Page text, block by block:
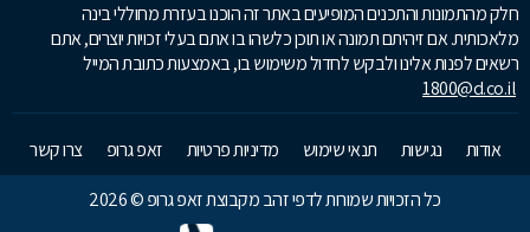
חלק מהתמונות והתכנים המופיעים באתר זה הוכנו בעזרת מחוללי בינה
מלאכותית. אם זיהיתם תמונה או תוכן כלשהו בו אתם בעלי זכויות יוצרים, אתם
רשאים לפנות אלינו ולבקש לחדול משימוש בו, באמצעות כתובת המייל
1800@d.co.il
אודות נגישות תנאי שימוש מדיניות פרטיות זאפ גרופ
צרו קשר
כל הזכויות שמורות לדפי זהב מקבוצת זאפ גרופ © 2026